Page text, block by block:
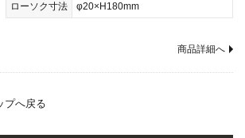
ローソク寸法
φ20×H180mm
商品詳細へ
プへ戻る